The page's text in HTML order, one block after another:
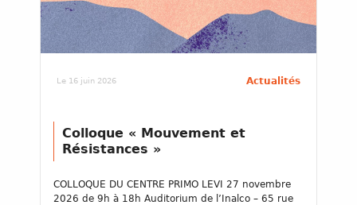
Le 16 juin 2026 Actualités
Colloque « Mouvement et
Résistances »
COLLOQUE DU CENTRE PRIMO LEVI 27 novembre
2026 de 9h à 18h Auditorium de l’Inalco – 65 rue